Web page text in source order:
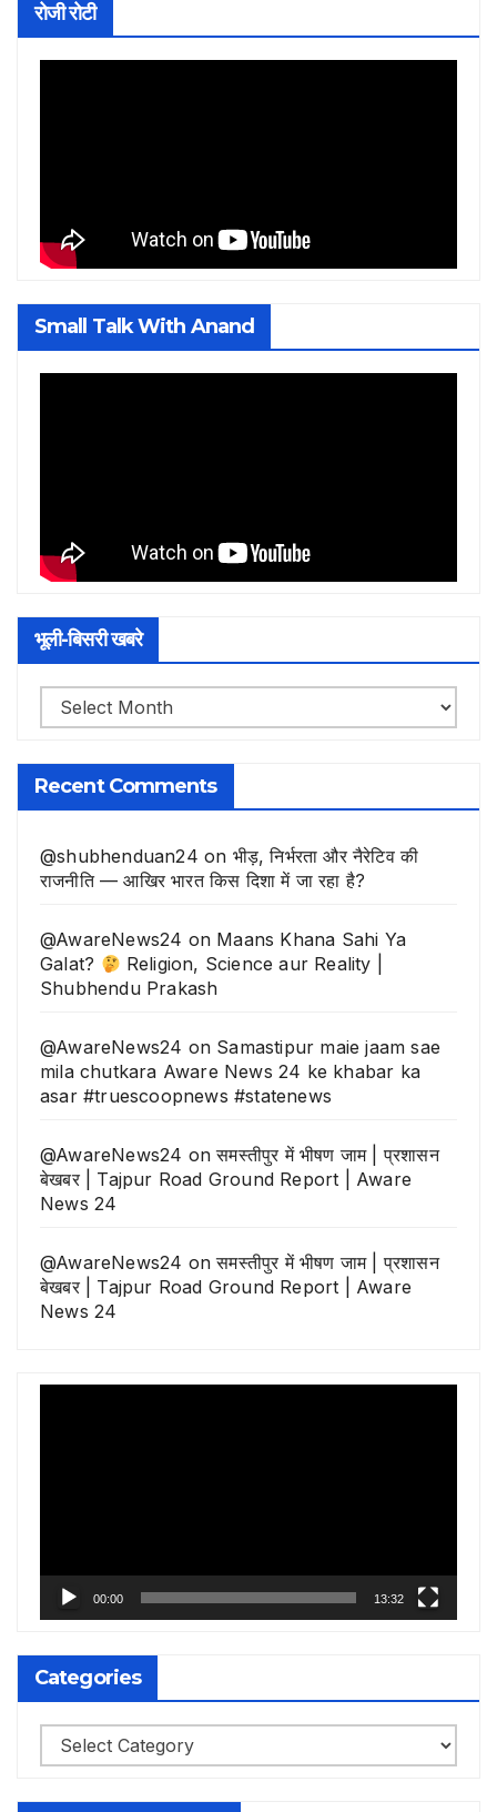
रोजी रोटी
Small Talk With Anand
भूली-बिसरी खबरे
भूली-
बिसरी
खबरे
Recent Comments
@shubhenduan24 on भीड़, निर्भरता और नैरेटिव की
राजनीति — आखिर भारत किस दिशा में जा रहा है?
@AwareNews24 on Maans Khana Sahi Ya
Galat?
Religion, Science aur Reality |
Shubhendu Prakash
@AwareNews24 on Samastipur maie jaam sae
mila chutkara Aware News 24 ke khabar ka
asar #truescoopnews #statenews
@AwareNews24 onसमस्तीपुर में भीषण जाम | प्रशासन
बेखबर | Tajpur Road Ground Report | Aware
News 24
@AwareNews24 onसमस्तीपुर में भीषण जाम | प्रशासन
बेखबर | Tajpur Road Ground Report | Aware
News 24
00:00 13:32
Categories
Categories